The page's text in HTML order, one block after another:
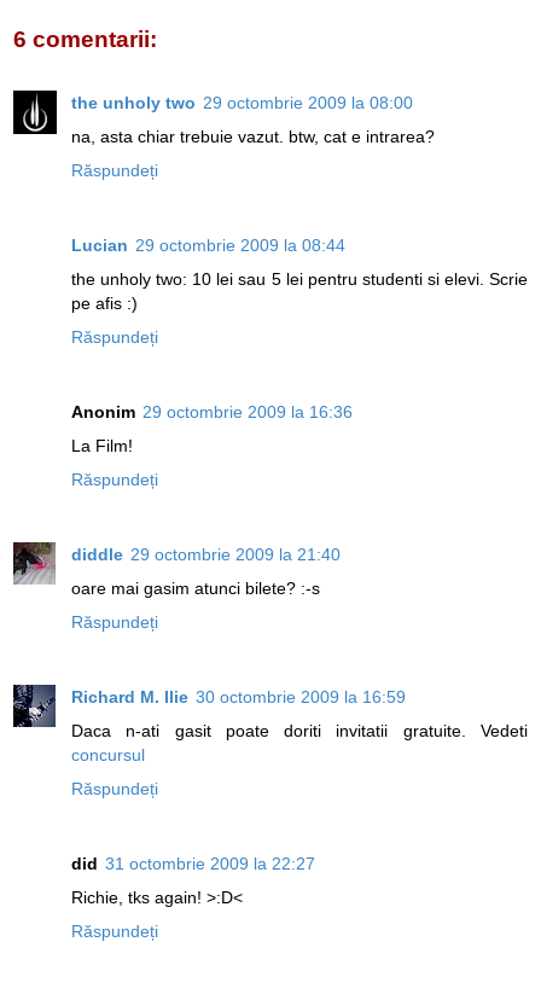
6 comentarii:
the unholy two 29 octombrie 2009 la 08:00
na, asta chiar trebuie vazut. btw, cat e intrarea?
Răspundeți
Lucian 29 octombrie 2009 la 08:44
the unholy two: 10 lei sau 5 lei pentru studenti si elevi. Scrie
pe afis :)
Răspundeți
Anonim 29 octombrie 2009 la 16:36
La Film!
Răspundeți
diddle 29 octombrie 2009 la 21:40
oare mai gasim atunci bilete? :-s
Răspundeți
Richard M. Ilie 30 octombrie 2009 la 16:59
Daca n-ati gasit poate doriti invitatii gratuite. Vedeti
concursul
Răspundeți
did 31 octombrie 2009 la 22:27
Richie, tks again! >:D<
Răspundeți